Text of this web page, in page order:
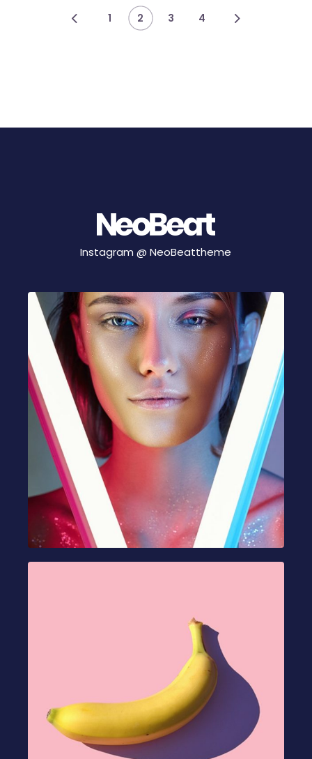
Posts 1 2 3 4
Instagram @NeoBeattheme